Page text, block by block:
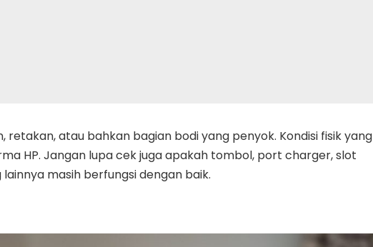
retakan, atau bahkan bagian bodi yang penyok. Kondisi fisik yang
HP. Jangan lupa cek juga apakah tombol, port charger, slot
masih berfungsi dengan baik.